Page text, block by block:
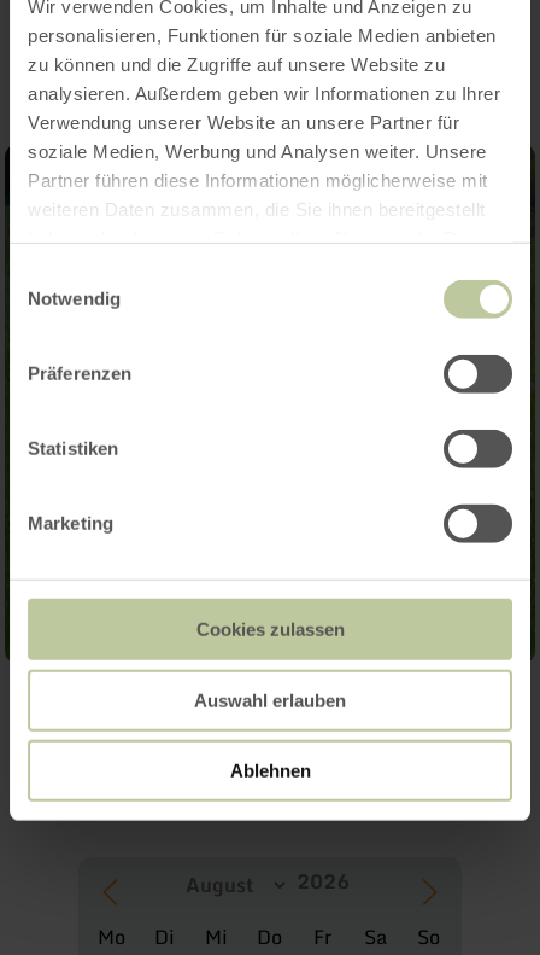
Wir verwenden Cookies, um Inhalte und Anzeigen zu
personalisieren, Funktionen für soziale Medien anbieten
zu können und die Zugriffe auf unsere Website zu
analysieren. Außerdem geben wir Informationen zu Ihrer
Verwendung unserer Website an unsere Partner für
soziale Medien, Werbung und Analysen weiter. Unsere
Partner führen diese Informationen möglicherweise mit
weiteren Daten zusammen, die Sie ihnen bereitgestellt
Notwendig
Präferenzen
Statistiken
Marketing
Cookies zulassen
Auswahl erlauben
Ablehnen
Impressionen
Weitere Termine
Mo Di Mi Do Fr Sa So